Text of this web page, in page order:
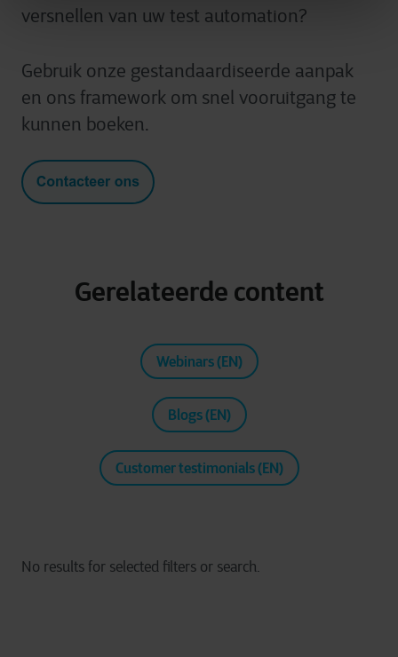
versnellen van uw test automation?
Gebruik onze gestandaardiseerde aanpak
en ons framework om snel vooruitgang te
kunnen boeken.
Gerelateerde content
Webinars (EN)
Blogs (EN)
Customer testimonials (EN)